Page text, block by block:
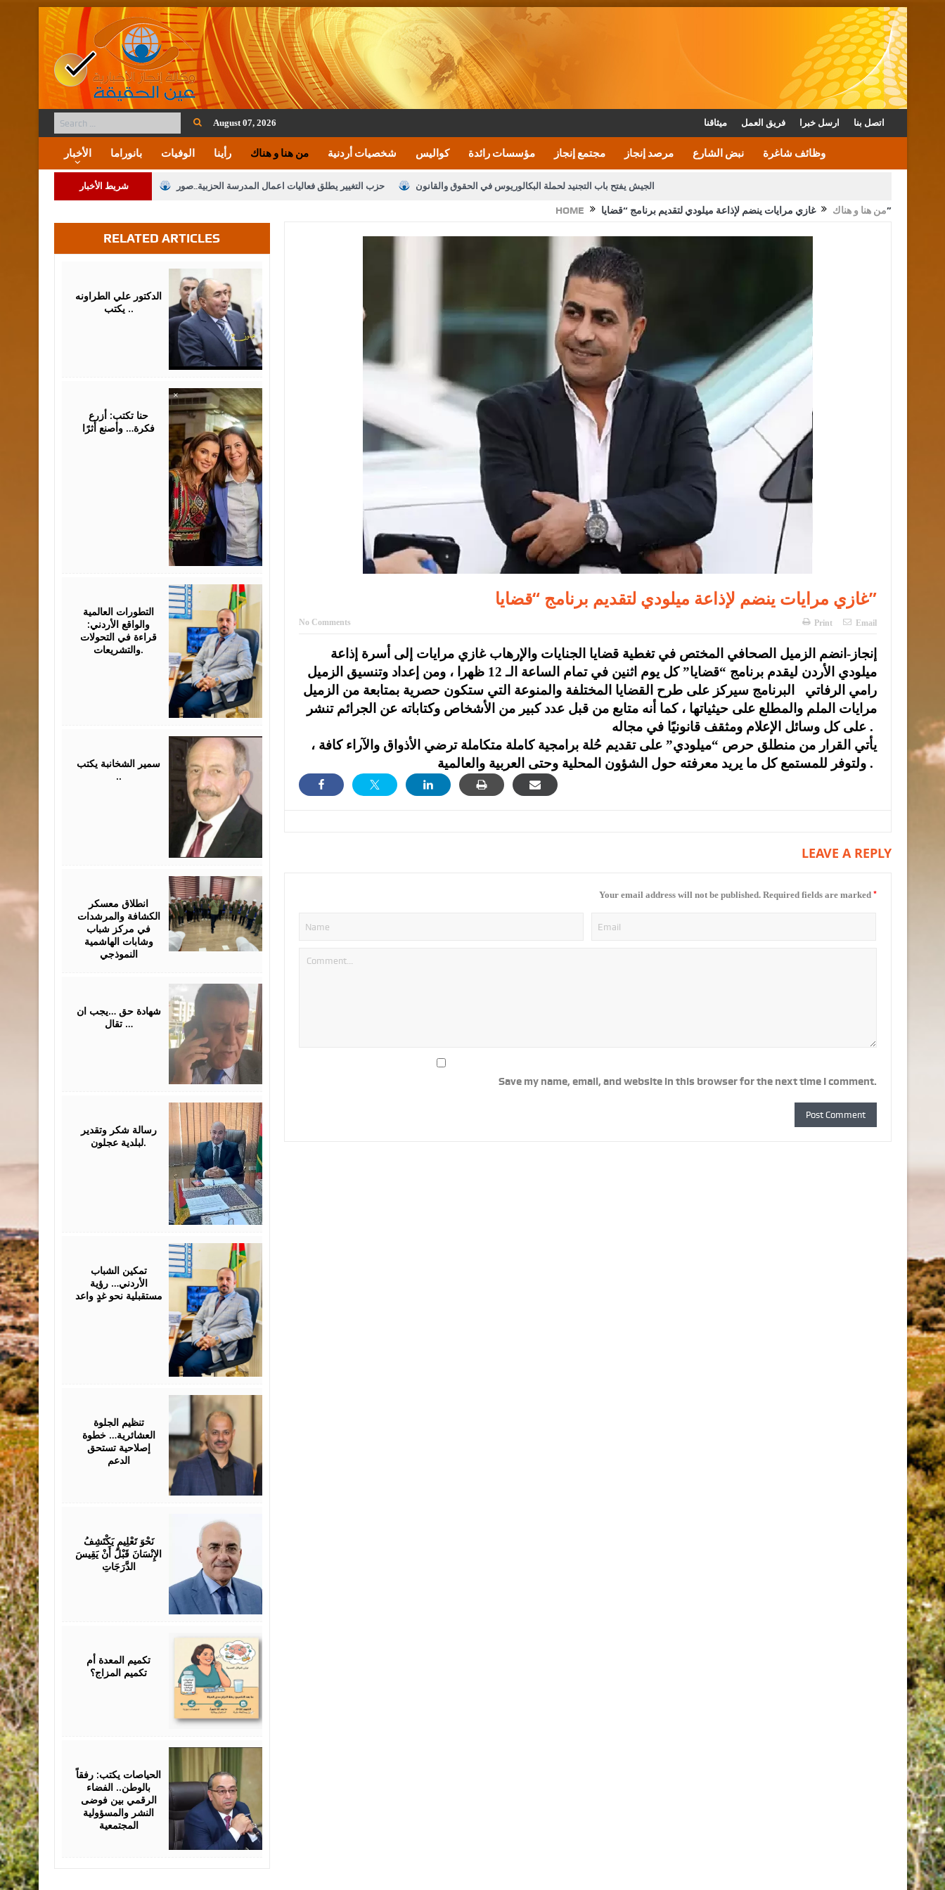
August 07, 2026 ميثاقنا فريق العمل ارسل خبرا اتصل بنا
الأخبار بانوراما الوفيات رأينا من هنا و هناك شخصيات أردنية كواليس مؤسسات رائدة مجتمع إنجاز مرصد إنجاز نبض الشارع وظائف شاغرة
شريط الأخبار حزب التغيير يطلق فعاليات اعمال المدرسة الحزبية..صور الجيش يفتح باب التجنيد لحملة البكالوريوس في الحقوق والقانون
الأمن يتلف 16 مليون حبة كبتاجون و1480 كغم مواد مخدرة
النواب يقر مشروع تعديل قانون الملكية العقارية القاضي يلتقي رؤساء تحرير الصحف اليومية ويؤكد حرص مجلس النواب على شراكة فاعلة مع الإعلام
دعوة المكلفين بخدمة العلم (الدفعة الثالثة) إلى مراجعة منصة خدمة العلم الملك يلتقي مجموعة من رفاق السلاح
القاضي محمود أحمد فريحات.. مبارك ومزيدا من التوفيق
HOME من هنا و هناكغازي مرايات ينضم لإذاعة ميلودي لتقديم برنامج “قضايا”
غازي مرايات ينضم لإذاعة ميلودي لتقديم برنامج “قضايا”
No Comments Print Email
إنجاز-انضم الزميل الصحافي المختص في تغطية قضايا الجنايات والإرهاب غازي مرايات إلى أسرة إذاعة
ميلودي الأردن ليقدم برنامج “قضايا” كل يوم اثنين في تمام الساعة الـ 12 ظهرا ، ومن إعداد وتنسيق الزميل
رامي الرفاتي البرنامج سيركز على طرح القضايا المختلفة والمنوعة التي ستكون حصرية بمتابعة من الزميل
مرايات الملم والمطلع على حيثياتها ، كما أنه متابع من قبل عدد كبير من الأشخاص وكتاباته عن الجرائم تنشر
على كل وسائل الإعلام ومثقف قانونيًا في مجاله .
يأتي القرار من منطلق حرص “ميلودي” على تقديم حُلة برامجية كاملة متكاملة ترضي الأذواق والآراء كافة ،
ولتوفر للمستمع كل ما يريد معرفته حول الشؤون المحلية وحتى العربية والعالمية .
LEAVE A REPLY
Your email address will not be published. Required fields are marked *
Save my name, email, and website in this browser for the next time I comment.
RELATED ARTICLES
الدكتور علي الطراونه
يكتب ..
حنا تكتب: أزرع
فكرة… وأصنع أثرًا
التطورات العالمية
والواقع الأردني:
قراءة في التحولات
والتشريعات.
سمير الشخانبة يكتب
..
انطلاق معسكر
الكشافة والمرشدات
في مركز شباب
وشابات الهاشمية
النموذجي
شهادة حق …يجب ان
تقال …
2026
رسالة شكر وتقدير
لبلدية عجلون.
تمكين الشباب
الأردني… رؤية
مستقبلية نحو غدٍ واعد
تنظيم الجلوة
العشائرية… خطوة
إصلاحية تستحق
الدعم
نَحْوَ تَعْلِيمٍ يَكْتَشِفُ
الإِنْسَانَ قَبْلَ أَنْ يَقِيسَ
الدَّرَجَاتِ
تكميم المعدة أم
تكميم المزاج؟
الحياصات يكتب: رفقاً
بالوطن.. الفضاء
الرقمي بين فوضى
النشر والمسؤولية
المجتمعية
2026